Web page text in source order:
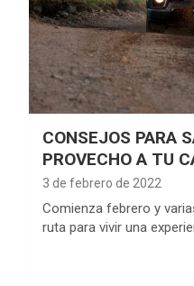
CONSEJOS PARA
PROVECHO A TU
3 de febrero de 2022
Comienza febrero y
ruta para vivir una